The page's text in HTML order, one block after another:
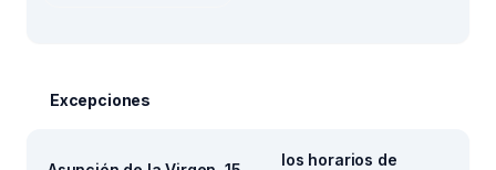
Excepciones
los horarios de